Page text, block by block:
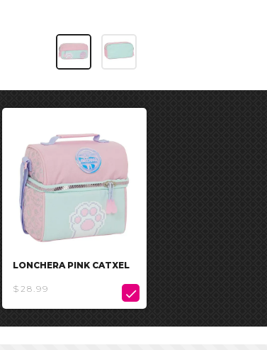
LONCHERA PINK CATXEL
$28.99 